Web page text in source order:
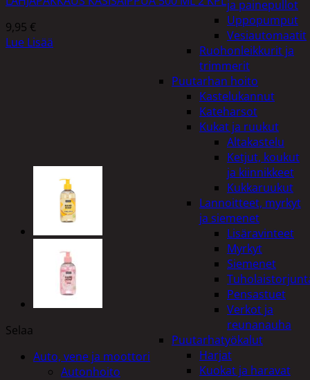
ja painepullot
Uppopumput
Vesiautomaatit
Ruohonleikkurit ja
trimmerit
Puutarhan hoito
Kastelukannut
Kateharsot
Kukat ja ruukut
Altakastelu
Ketjut, koukut
ja kiinnikkeet
Kukkaruukut
Lannoitteet, myrkyt
ja siemenet
Lisäravinteet
Myrkyt
Siemenet
Pensastuet
Verkot ja
reunanauha
Puutarhatyökalut
Harjat
Kuokat ja haravat
9,95 €
Lue Lisää
Selaa
Auto, vene ja moottori
Autonhoito